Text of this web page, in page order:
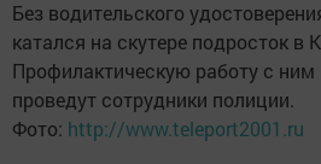
Без водительского
катался на скутере подросток в
Профилактическую работу с ним
проведут сотрудники полиции.
Фото: http://www.teleport2001.ru